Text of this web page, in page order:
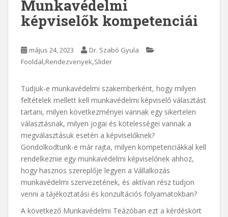
Munkavédelmi
képviselők kompetenciái
május 24, 2023
Dr. Szabó Gyula
Fooldal,Rendezvenyek,Slider
Tudjuk-e munkavédelmi szakemberként, hogy milyen
feltételek mellett kell munkavédelmi képviselő választást
tartani, milyen következményei vannak egy sikertelen
választásnak, milyen jogai és kötelességei vannak a
megválasztásuk esetén a képviselőknek?
Gondolkodtunk-e már rajta, milyen kompetenciákkal kell
rendelkeznie egy munkavédelmi képviselőnek ahhoz,
hogy hasznos szereplője legyen a Vállalkozás
munkavédelmi szervezetének, és aktívan rész tudjon
venni a tájékoztatási és konzultációs folyamatokban?
A következő Munkavédelmi Teázóban ezt a kérdéskört